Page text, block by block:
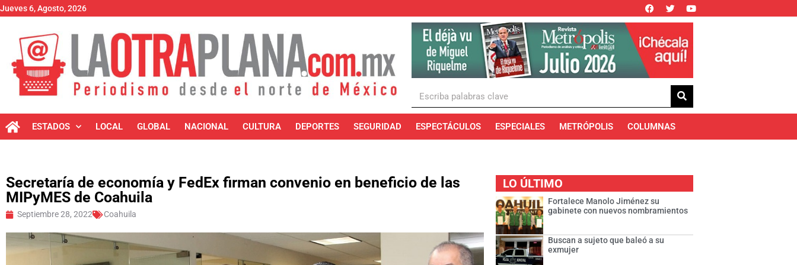
Jueves 6, Agosto, 2026
ESTADOS LOCAL GLOBAL NACIONAL CULTURA DEPORTES SEGURIDAD ESPECTÁCULOS ESPECIALES METRÓPOLIS COLUMNAS
Secretaría de economía y FedEx firman convenio en beneficio de las
MIPyMES de Coahuila
Septiembre 28, 2022 Coahuila
LO ÚLTIMO
Fortalece Manolo Jiménez su
gabinete con nuevos nombramientos
Buscan a sujeto que baleó a su
exmujer